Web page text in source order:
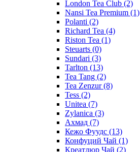
London Tea Club (2)
Nansi Tea Premium (1)
Polanti (2)
Richard Tea (4)
Riston Tea (1)
Steuarts (0)
Sundari (3)
Tarlton (13)
Tea Tang (2)
Tea Zenzur(8)
Tess (2)
Unitea (7)
Zylanica (3)
Ахмад (7)
Кежо Фуудс (13)
Конфуций Чай (1)
Креатлюр Чай (2)